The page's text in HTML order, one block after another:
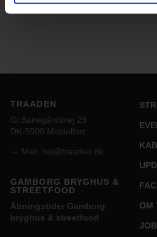
OM
TRAADEN
Gl Banegårdsvej 29
DK-5500 Middelfart.
→ Mail: hej@traaden.dk
GAMBORG BRYGHUS &
STREETFOOD
Åbningstider Gamborg
bryghus & streetfood